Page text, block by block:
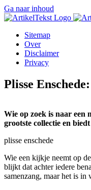
Ga naar inhoud
Sitemap
Over
Disclaimer
Privacy
Plisse
Wie op zoek is naar een
grootste collectie en
plisse enschede
Wie een kijkje neemt op
blijkt dat achter iedere
samenzang, maar het is